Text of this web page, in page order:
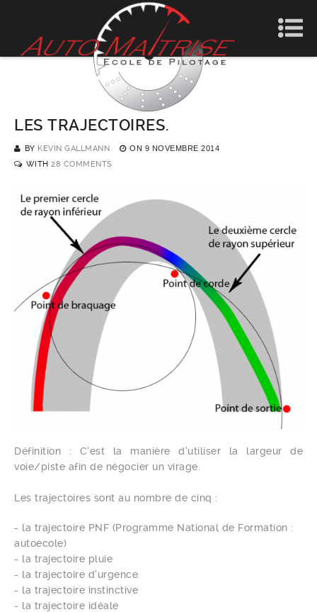
LES TRAJECTOIRES.
BY KEVIN GALLMANN ON 9 NOVEMBRE 2014
WITH 28 COMMENTS
Définition : C’est la manière d’utiliser la largeur de
voie/piste afin de négocier un virage.
Les trajectoires sont au nombre de cinq :
- la trajectoire PNF (Programme National de Formation :
autoécole)
- la trajectoire pluie
- la trajectoire d’urgence
- la trajectoire instinctive
- la trajectoire idéale